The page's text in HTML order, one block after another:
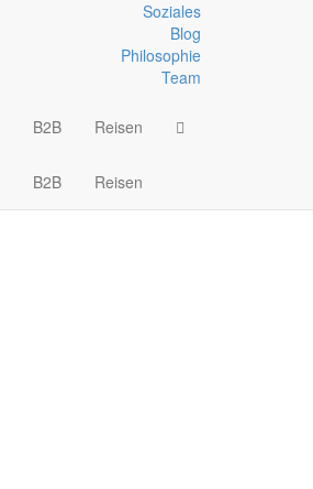
Soziales
Blog
Philosophie
Team
B2B Reisen
B2B Reisen